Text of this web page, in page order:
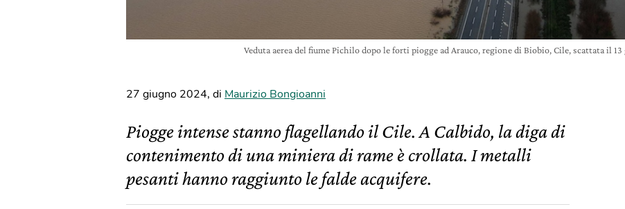
Veduta aerea del fiume Pichilo dopo le forti piogge ad Arauco, regione di Biobio, Cile, scattata il
27 giugno 2024, di Maurizio Bongioanni
Piogge intense stanno flagellando il Cile. A Calbido, la diga di
contenimento di una miniera di rame è crollata. I metalli
pesanti hanno raggiunto le falde acquifere.